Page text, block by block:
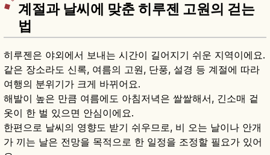
계절과 날씨에 맞춘 히루젠 고원의 걷는
법
히루젠은 야외에서 보내는 시간이 길어지기 쉬운 지역이에요.
같은 장소라도 신록, 여름의 고원, 단풍, 설경 등 계절에 따라
여행의 분위기가 크게 바뀌어요.
해발이 높은 만큼 여름에도 아침저녁은 쌀쌀해서, 긴소매 겉
옷이 한 벌 있으면 안심이에요.
한편으로 날씨의 영향도 받기 쉬우므로, 비 오는 날이나 안개
가 끼는 날은 전망을 목적으로 한 일정을 조정할 필요가 있어